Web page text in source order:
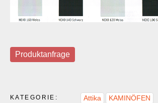
Produktanfrage
KATEGORIE: Attika KAMINÖFEN